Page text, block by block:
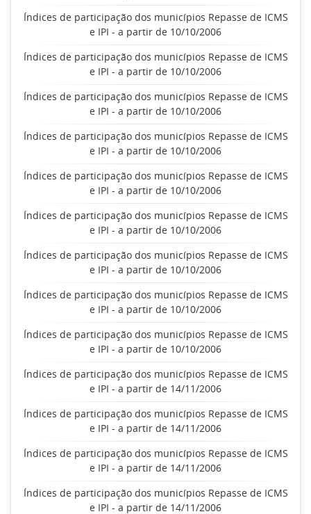
Índices de participação dos municípios Repasse de ICMS
e IPI - a partir de 10/10/2006
Índices de participação dos municípios Repasse de ICMS
e IPI - a partir de 10/10/2006
Índices de participação dos municípios Repasse de ICMS
e IPI - a partir de 10/10/2006
Índices de participação dos municípios Repasse de ICMS
e IPI - a partir de 10/10/2006
Índices de participação dos municípios Repasse de ICMS
e IPI - a partir de 10/10/2006
Índices de participação dos municípios Repasse de ICMS
e IPI - a partir de 10/10/2006
Índices de participação dos municípios Repasse de ICMS
e IPI - a partir de 10/10/2006
Índices de participação dos municípios Repasse de ICMS
e IPI - a partir de 10/10/2006
Índices de participação dos municípios Repasse de ICMS
e IPI - a partir de 10/10/2006
Índices de participação dos municípios Repasse de ICMS
e IPI - a partir de 14/11/2006
Índices de participação dos municípios Repasse de ICMS
e IPI - a partir de 14/11/2006
Índices de participação dos municípios Repasse de ICMS
e IPI - a partir de 14/11/2006
Índices de participação dos municípios Repasse de ICMS
e IPI - a partir de 14/11/2006